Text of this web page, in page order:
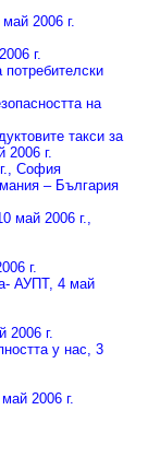
май 2006 г.
г.
на
такси за
2006 г.
г., София
– България
май 2006 г.,
г.
АУПТ, 4 май
2006 г.
у нас , 3
май 2006 г.